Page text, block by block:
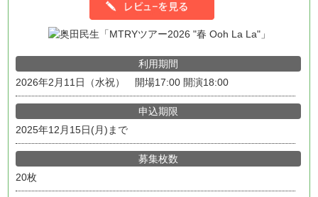
利用期間
2026年2月11日（水祝） 開場17:00 開演18:00
申込期限
2025年12月15日(月)まで
募集枚数
20枚